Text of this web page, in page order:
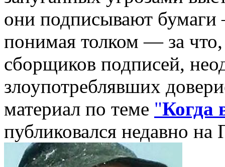
они подписывают
понимая толком — за
сборщиков подписей,
злоупотреблявших
материал по теме "Когда
публиковался недавно